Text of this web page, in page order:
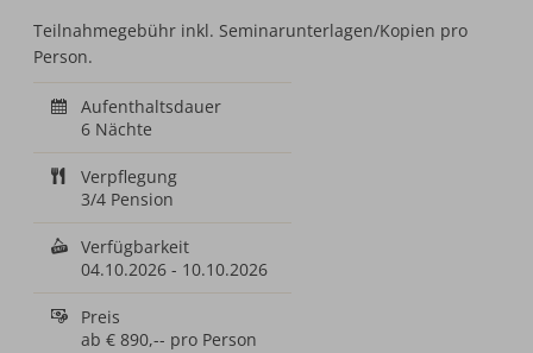
Teilnahmegebühr inkl. Seminarunterlagen/Kopien pro
Person.
Aufenthaltsdauer
6 Nächte
Verpflegung
3/4 Pension
Verfügbarkeit
04.10.2026 - 10.10.2026
Preis
ab€ 890,-- pro Person